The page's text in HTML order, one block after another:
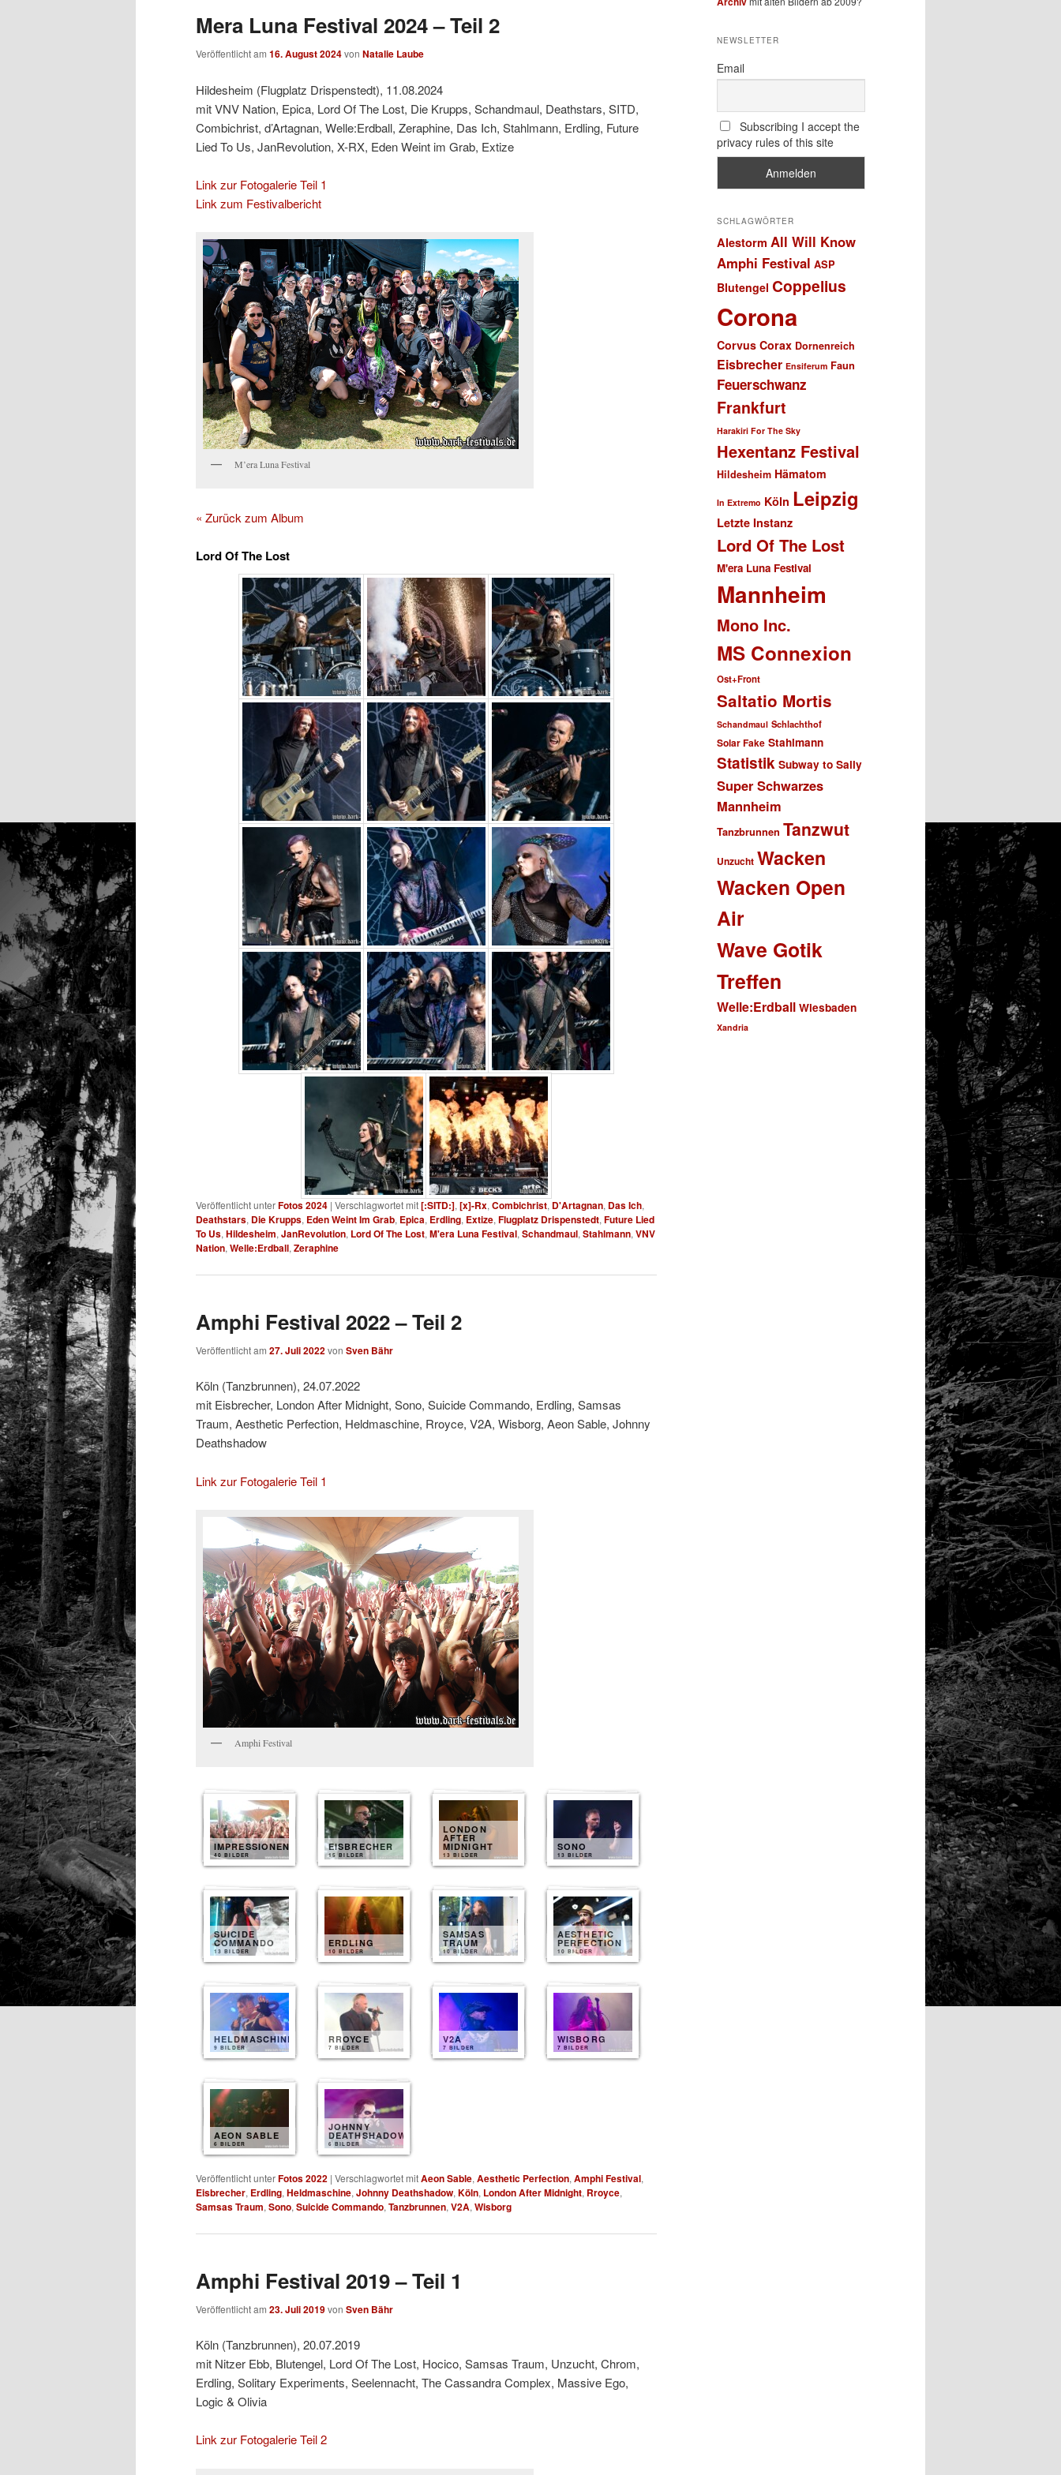
Mera Luna Festival 2024 – Teil 2
Veröffentlicht am 16. August 2024von Natalie Laube
Hildesheim (Flugplatz Drispenstedt), 11.08.2024
mit VNV Nation, Epica, Lord Of The Lost, Die Krupps, Schandmaul, Deathstars, SITD,
Combichrist, d’Artagnan, Welle:Erdball, Zeraphine, Das Ich, Stahlmann, Erdling, Future
Lied To Us, JanRevolution, X-RX, Eden Weint im Grab, Extize
Link zur Fotogalerie Teil 1
Link zum Festivalbericht
M’era Luna Festival
« Zurück zum Album
Lord Of The Lost
Veröffentlicht unterFotos 2024 | Verschlagwortet mit[:SITD:],[x]-Rx,Combichrist, D'Artagnan, Das Ich,
Deathstars, Die Krupps, Eden Weint Im Grab, Epica, Erdling, Extize,Flugplatz Drispenstedt,Future Lied
To Us,Hildesheim,JanRevolution, Lord Of The Lost,M'era Luna Festival,Schandmaul,Stahlmann,VNV
Nation,Welle:Erdball,Zeraphine
Amphi Festival 2022 – Teil 2
Veröffentlicht am 27. Juli 2022von Sven Bähr
Köln (Tanzbrunnen), 24.07.2022
mit Eisbrecher, London After Midnight, Sono, Suicide Commando, Erdling, Samsas
Traum, Aesthetic Perfection, Heldmaschine, Rroyce, V2A, Wisborg, Aeon Sable, Johnny
Deathshadow
Link zur Fotogalerie Teil 1
Amphi Festival
IMPRESSIONEN
40 BILDER
EISBRECHER
15 BILDER
LONDON
AFTER
MIDNIGHT
13 BILDER
SONO
13 BILDER
SUICIDE
COMMANDO
13 BILDER
ERDLING
10 BILDER
SAMSAS
TRAUM
10 BILDER
AESTHETIC
PERFECTION
10 BILDER
HELDMASCHINE
9 BILDER
RROYCE
7 BILDER
V2A
7 BILDER
WISBORG
7 BILDER
AEON SABLE
6 BILDER
JOHNNY
DEATHSHADOW
6 BILDER
Veröffentlicht unterFotos 2022 | Verschlagwortet mitAeon Sable, Aesthetic Perfection, Amphi Festival,
Eisbrecher, Erdling, Heldmaschine, Johnny Deathshadow, Köln, London After Midnight, Rroyce,
Samsas Traum, Sono, Suicide Commando, Tanzbrunnen, V2A, Wisborg
Amphi Festival 2019 – Teil 1
Veröffentlicht am 23. Juli 2019von Sven Bähr
Köln (Tanzbrunnen), 20.07.2019
mit Nitzer Ebb, Blutengel, Lord Of The Lost, Hocico, Samsas Traum, Unzucht, Chrom,
Erdling, Solitary Experiments, Seelennacht, The Cassandra Complex, Massive Ego,
Logic & Olivia
Link zur Fotogalerie Teil 2
NEWSLETTER
Email
Subscribing I accept the
privacy rules of this site
SCHLAGWÖRTER
Alestorm All Will Know
Amphi Festival ASP
Blutengel Coppelius
Corona
Corvus Corax Dornenreich
Eisbrecher Ensiferum Faun
Feuerschwanz
Frankfurt
Harakiri For The Sky
Hexentanz Festival
Hildesheim Hämatom
In Extremo Köln Leipzig
Letzte Instanz
Lord Of The Lost
M'era Luna Festival
Mannheim
Mono Inc.
MS Connexion
Ost+Front
Saltatio Mortis
Schandmaul Schlachthof
Solar Fake Stahlmann
Statistik Subway to Sally
Super Schwarzes
Mannheim
Tanzbrunnen Tanzwut
Unzucht Wacken
Wacken Open
Air
Wave Gotik
Treffen
Welle:Erdball Wiesbaden
Xandria